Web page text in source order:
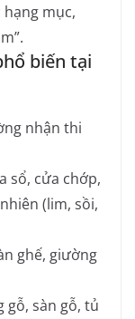
mục,
biến tại
nhận thi
sổ, cửa chớp,
(lim, sồi,
ghế, giường
gỗ, sàn gỗ, tủ